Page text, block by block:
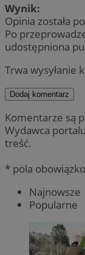
Wynik:
Opinia została
Po
udostępniona
Trwa wysyłanie
Dodaj komentarz
Komentarze są
Wydawca
treść.
* pola
Najnowsze
Popularne